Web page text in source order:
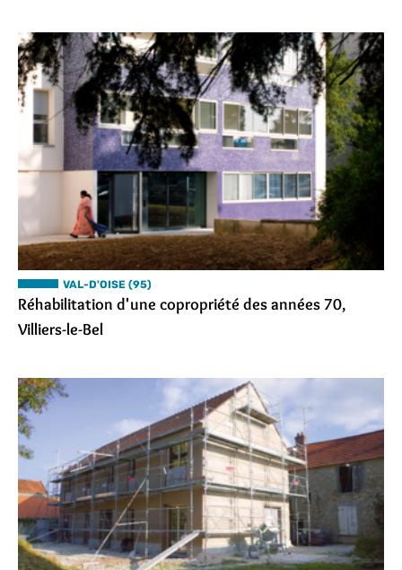
VAL-D'OISE (95)
Réhabilitation d'une copropriété des années 70,
Villiers-le-Bel